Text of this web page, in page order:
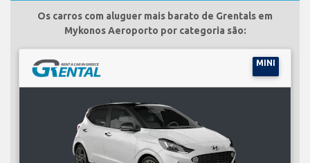
Os carros com aluguer mais barato de Grentals em
Mykonos Aeroporto por categoria são:
MINI